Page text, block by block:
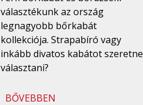
választékunk az ország
legnagyobb bőrkabát
kollekciója. Strapabíró vagy
inkább divatos kabátot szeretne
választani?
BŐVEBBEN